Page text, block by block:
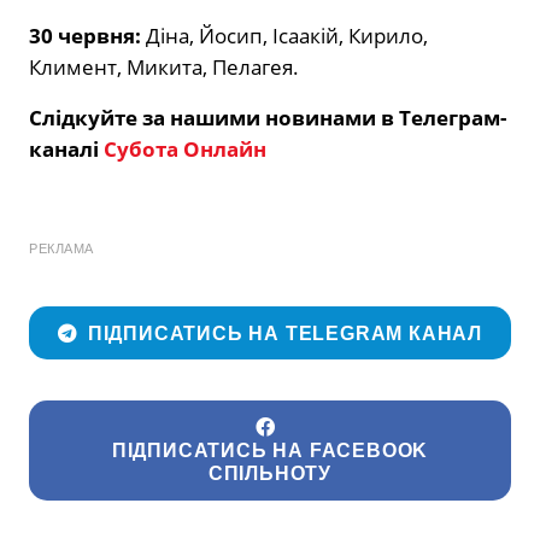
30 червня: Діна, Йосип, Ісаакій, Кирило,
Климент, Микита, Пелагея.
Слідкуйте за нашими новинами в Телеграм-
каналі Субота Онлайн
РЕКЛАМА
ПІДПИСАТИСЬ НА TELEGRAM КАНАЛ
ПІДПИСАТИСЬ НА FACEBOOK
СПІЛЬНОТУ